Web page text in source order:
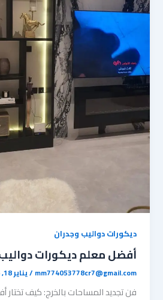
ديكورات دواليب وجدران
أفضل معلم ديكورات
mm774053778cr7@gmail.com
/يناير 18, 2026
فن تجديد المساحات بالخرج: كيف